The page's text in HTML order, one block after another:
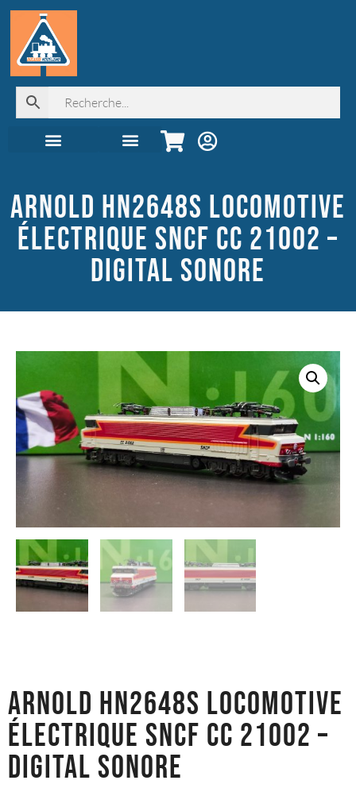
ARNOLD HN2648S LOCOMOTIVE
ÉLECTRIQUE SNCF CC 21002 –
DIGITAL SONORE
ARNOLD HN2648S LOCOMOTIVE
ÉLECTRIQUE SNCF CC 21002 –
DIGITAL SONORE